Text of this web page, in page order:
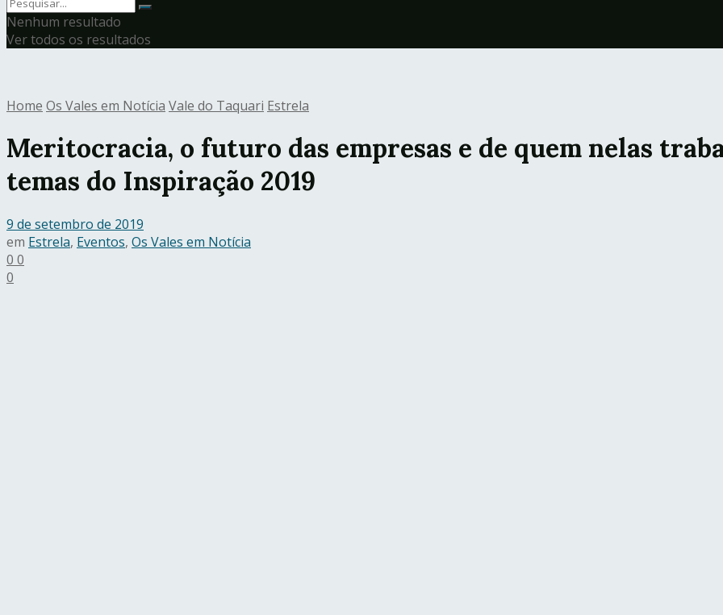
Nenhum resultado
Ver todos os resultados
Home Os Vales em Notícia Vale do Taquari Estrela
Meritocracia, o futuro das empresas e de quem nelas
temas do Inspiração 2019
9 de setembro de 2019
em Estrela, Eventos, Os Vales em Notícia
0 0
0